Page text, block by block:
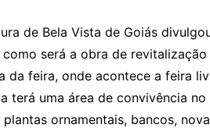
de Bela Vista de Goiás
como será a obra de
da feira, onde acontece a feira
terá uma área de convivência
plantas ornamentais, bancos,